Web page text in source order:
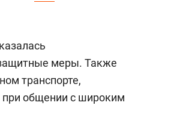
меры. Также
транспорте,
при общении с широким
–
с мебелью за 2
для меня это